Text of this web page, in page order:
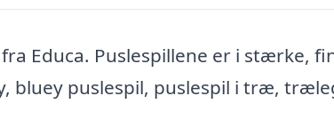
Educa. Puslespillene er i stærke,
bluey puslespil, puslespil i træ,